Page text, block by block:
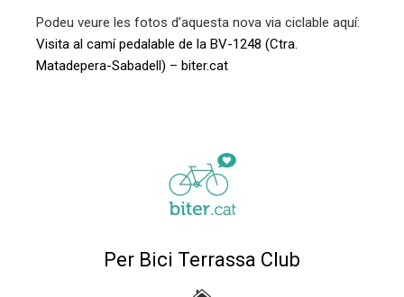
Podeu veure les fotos d’aquesta nova via ciclable aquí:
Visita al camí pedalable de la BV-1248 (Ctra.
Matadepera-Sabadell) – biter.cat
Per Bici Terrassa Club